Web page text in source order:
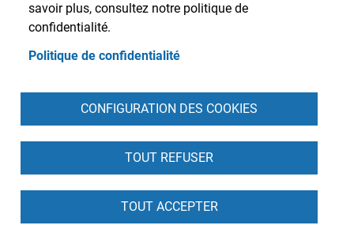
Château de
savoir plus, consultez notre politique de
confidentialité.
Politique de confidentialité
CONFIGURATION DES COOKIES
TOUT REFUSER
TOUT ACCEPTER